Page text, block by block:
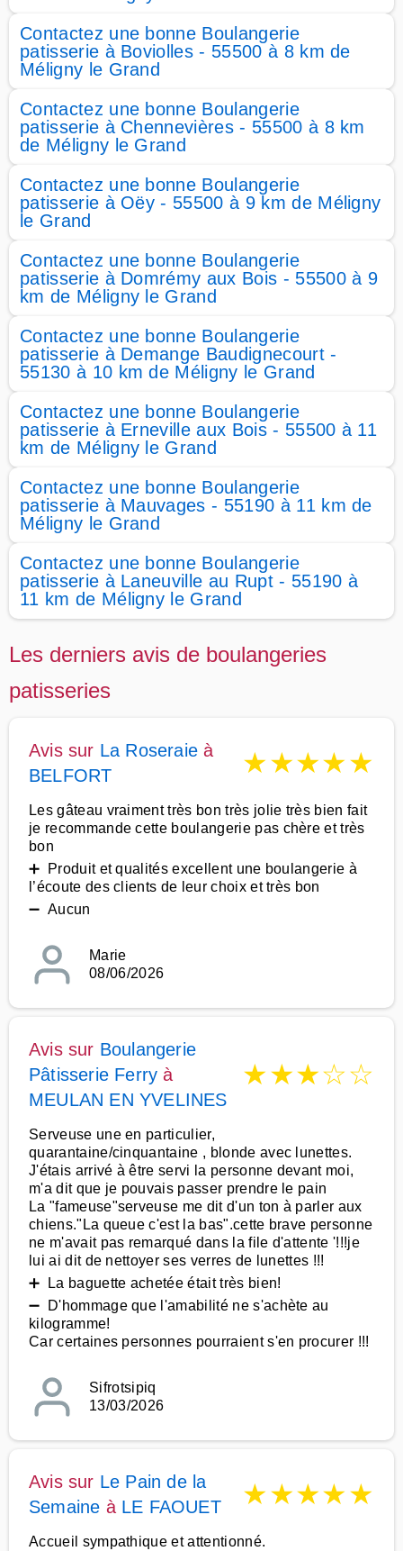
Contactez une bonne Boulangerie
patisserie à Boviolles - 55500 à 8 km de
Méligny le Grand
Contactez une bonne Boulangerie
patisserie à Chennevières - 55500 à 8 km
de Méligny le Grand
Contactez une bonne Boulangerie
patisserie à Oëy - 55500 à 9 km de Méligny
le Grand
Contactez une bonne Boulangerie
patisserie à Domrémy aux Bois - 55500 à 9
km de Méligny le Grand
Contactez une bonne Boulangerie
patisserie à Demange Baudignecourt -
55130 à 10 km de Méligny le Grand
Contactez une bonne Boulangerie
patisserie à Erneville aux Bois - 55500 à 11
km de Méligny le Grand
Contactez une bonne Boulangerie
patisserie à Mauvages - 55190 à 11 km de
Méligny le Grand
Contactez une bonne Boulangerie
patisserie à Laneuville au Rupt - 55190 à
11 km de Méligny le Grand
Les derniers avis de boulangeries
patisseries
Avis sur La Roseraie à
BELFORT
★★★★★
Les gâteau vraiment très bon très jolie très bien fait
je recommande cette boulangerie pas chère et très
bon
➕ Produit et qualités excellent une boulangerie à
l’écoute des clients de leur choix et très bon
➖ Aucun
Marie
08/06/2026
Avis sur Boulangerie
Pâtisserie Ferry à
MEULAN EN YVELINES
★★★☆☆
Serveuse une en particulier,
quarantaine/cinquantaine , blonde avec lunettes.
J'étais arrivé à être servi la personne devant moi,
m'a dit que je pouvais passer prendre le pain
La "fameuse"serveuse me dit d'un ton à parler aux
chiens."La queue c'est la bas".cette brave personne
ne m'avait pas remarqué dans la file d'attente '!!!je
lui ai dit de nettoyer ses verres de lunettes !!!
➕ La baguette achetée était très bien!
➖ D'hommage que l'amabilité ne s'achète au
kilogramme!
Car certaines personnes pourraient s'en procurer !!!
Sifrotsipiq
13/03/2026
Avis sur Le Pain de la
Semaine à LE FAOUET ★★★★★
Accueil sympathique et attentionné.